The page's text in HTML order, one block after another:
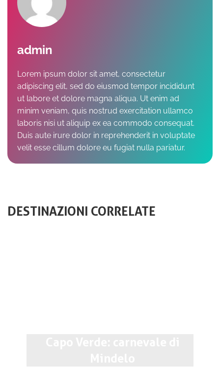
admin
Lorem ipsum dolor sit amet, consectetur
adipiscing elit, sed do eiusmod tempor incididunt
ut labore et dolore magna aliqua. Ut enim ad
minim veniam, quis nostrud exercitation ullamco
laboris nisi ut aliquip ex ea commodo consequat.
Duis aute irure dolor in reprehenderit in voluptate
velit esse cillum dolore eu fugiat nulla pariatur.
DESTINAZIONI CORRELATE